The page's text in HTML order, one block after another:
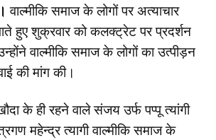
वाल्मीकि समाज के लोगों पर अत्याचार
हुए शुक्रवार को कलक्ट्रेट पर प्रदर्शन
वाल्मीकि समाज के लोगों का उत्पीड़न
की मांग की।
के ही रहने वाले संजय उर्फ पप्पू त्यांगी
महेन्द्र त्यागी वाल्मीकि समाज के